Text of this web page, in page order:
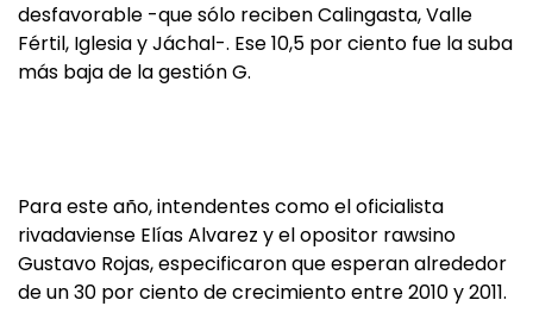
desfavorable -que sólo reciben Calingasta, Valle
Fértil, Iglesia y Jáchal-. Ese 10,5 por ciento fue la suba
más baja de la gestión G.
Para este año, intendentes como el oficialista
rivadaviense Elías Alvarez y el opositor rawsino
Gustavo Rojas, especificaron que esperan alrededor
de un 30 por ciento de crecimiento entre 2010 y 2011.